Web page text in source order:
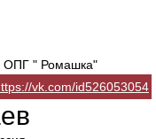
ОПГ " Ромашка"
vk.com/id526053054